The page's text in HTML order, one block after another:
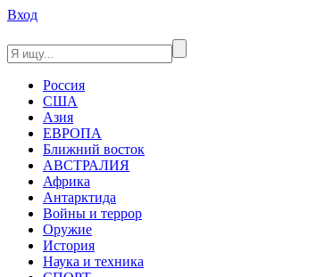
Вход
Россия
США
Азия
ЕВРОПА
Ближний восток
АВСТРАЛИЯ
Африка
Антарктида
Войны и террор
Оружие
История
Наука и техника